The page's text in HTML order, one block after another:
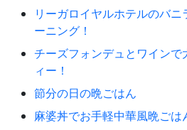
リーガロイヤルホテルのバ
ーニング！
チーズフォンデュとワイン
ィー！
節分の日の晩ごはん
麻婆丼でお手軽中華風晩ごは